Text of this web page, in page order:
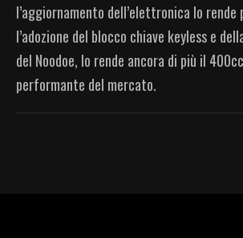
l’aggiornamento dell’elettronica lo
l’adozione del blocco chiave keyless e
del Noodoe, lo rende ancora di più il
performante del mercato.